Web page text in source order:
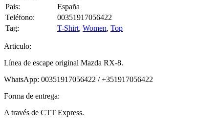
Teléfono:
00351917056422
Tag:
T-Shirt,Women,Top
Articulo:
Línea de escape original Mazda RX-8.
WhatsApp: 00351917056422 / +351917056422
Forma de entrega:
A través de CTT Express.
Formas de pago: